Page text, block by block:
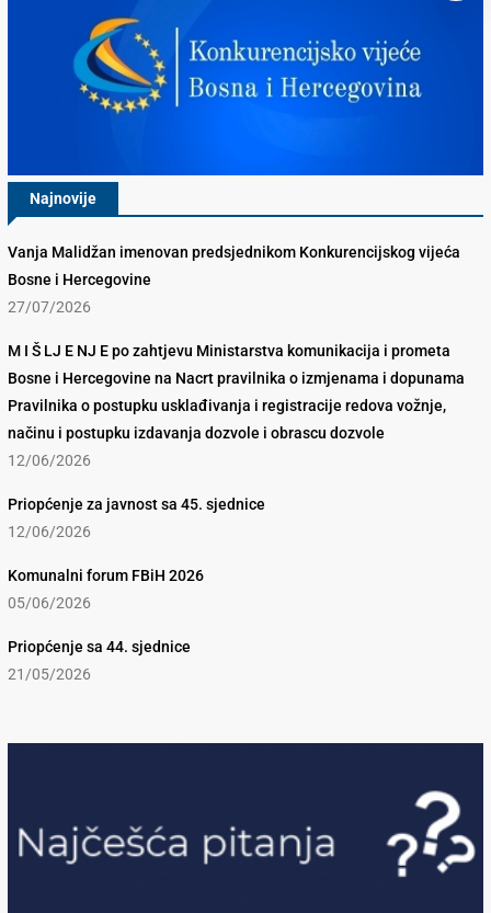
Najnovije
Vanja Malidžan imenovan predsjednikom Konkurencijskog vijeća
Bosne i Hercegovine
27/07/2026
M I Š LJ E NJ E po zahtjevu Ministarstva komunikacija i prometa
Bosne i Hercegovine na Nacrt pravilnika o izmjenama i dopunama
Pravilnika o postupku usklađivanja i registracije redova vožnje,
načinu i postupku izdavanja dozvole i obrascu dozvole
12/06/2026
Priopćenje za javnost sa 45. sjednice
12/06/2026
Komunalni forum FBiH 2026
05/06/2026
Priopćenje sa 44. sjednice
21/05/2026